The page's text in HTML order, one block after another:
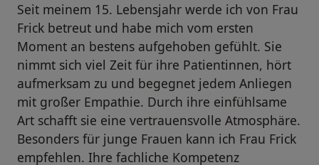
Seit meinem 15. Lebensjahr werde ich von Frau
Frick betreut und habe mich vom ersten
Moment an bestens aufgehoben gefühlt. Sie
nimmt sich viel Zeit für ihre Patientinnen, hört
aufmerksam zu und begegnet jedem Anliegen
mit großer Empathie. Durch ihre einfühlsame
Art schafft sie eine vertrauensvolle Atmosphäre.
Besonders für junge Frauen kann ich Frau Frick
empfehlen. Ihre fachliche Kompetenz